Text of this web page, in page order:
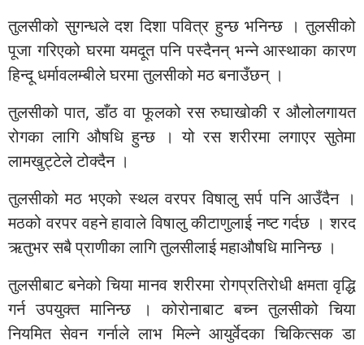
तुलसीको सुगन्धले दश दिशा पवित्र हुन्छ भनिन्छ । तुलसीको
पूजा गरिएको घरमा यमदूत पनि पस्दैनन् भन्ने आस्थाका कारण
हिन्दू धर्मावलम्बीले घरमा तुलसीको मठ बनाउँछन् ।
तुलसीको पात, डाँठ वा फूलको रस रुघाखोकी र औलोलगायत
रोगका लागि औषधि हुन्छ । यो रस शरीरमा लगाएर सुतेमा
लामखुट्टेले टोक्दैन ।
तुलसीको मठ भएको स्थल वरपर विषालु सर्प पनि आउँदैन ।
मठको वरपर वहने हावाले विषालु कीटाणुलाई नष्ट गर्दछ । शरद
ऋतुभर सबै प्राणीका लागि तुलसीलाई महाऔषधि मानिन्छ ।
तुलसीबाट बनेको चिया मानव शरीरमा रोगप्रतिरोधी क्षमता वृद्धि
गर्न उपयुक्त मानिन्छ । कोरोनाबाट बच्न तुलसीको चिया
नियमित सेवन गर्नाले लाभ मिल्ने आयुर्वेदका चिकित्सक डा